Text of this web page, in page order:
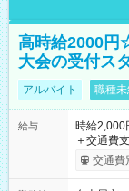
高時給2000円
大会の受付ス
アルバイト 職種
給与
時給2,000
＋交通費支給 ★交通費一部支給！ ┗1日500円を
支給！ ※往
OK！（
交通費